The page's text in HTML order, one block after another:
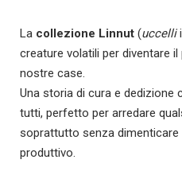
La collezione Linnut (uccelli
creature volatili per diventare
nostre case.
Una storia di cura e dedizione
tutti, perfetto per arredare
soprattutto senza
produttivo.